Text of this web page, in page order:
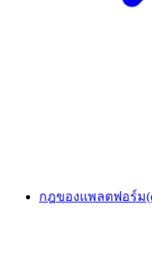
กฎของแพลตฟอร์ม